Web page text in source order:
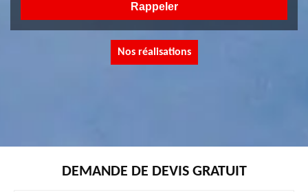
Nos réalisations
DEMANDE DE DEVIS GRATUIT